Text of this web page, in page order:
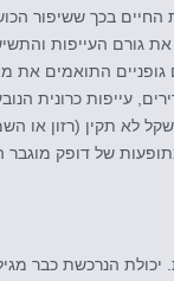
בכך ששיפור
גורם העייפות
התואמים את
עייפות כרונית
לא תקין (רזון או
של דופק מוגבר
הנרכשת כבר